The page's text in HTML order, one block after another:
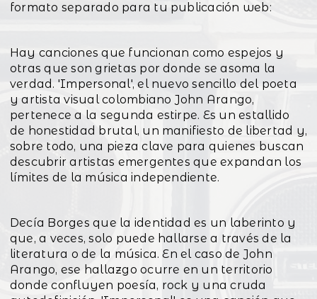
formato separado para tu publicación web:
Hay canciones que funcionan como espejos y
otras que son grietas por donde se asoma la
verdad. 'Impersonal', el nuevo sencillo del poeta
y artista visual colombiano John Arango,
pertenece a la segunda estirpe. Es un estallido
de honestidad brutal, un manifiesto de libertad y,
sobre todo, una pieza clave para quienes buscan
descubrir artistas emergentes que expandan los
límites de la música independiente.
Decía Borges que la identidad es un laberinto y
que, a veces, solo puede hallarse a través de la
literatura o de la música. En el caso de John
Arango, ese hallazgo ocurre en un territorio
donde confluyen poesía, rock y una cruda